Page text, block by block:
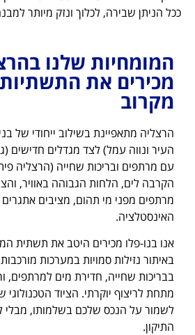
ככל הניתן שבירה, לכלוך ונזק מיותר
המומחיות שלנו
מכירים את
מקרוב
הרצליה מתאפיינת בשילוב ייחודי של
העיר ונווה עמל) לצד מגדלים חדישים
עם מרתפים ובריכות שחייה (הרצליה
הקרבה לים, הלחות הגבוהה באוויר,
מרתפים מפני מי תהום, מציבים
האינסטלציה.
אנו בנו-פלו מכירים היטב את תשתית
באיתור נזילות סמויות במערכות
בבריכות שחייה, חדירת מים למרתפים,
מתחת לריצוף יוקרתי. הציוד
לשמור על הנכס שלכם בשלמותו, מבלי
התיקון.